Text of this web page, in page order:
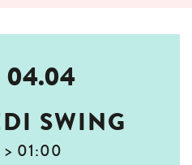
04.04
SWING
01:00